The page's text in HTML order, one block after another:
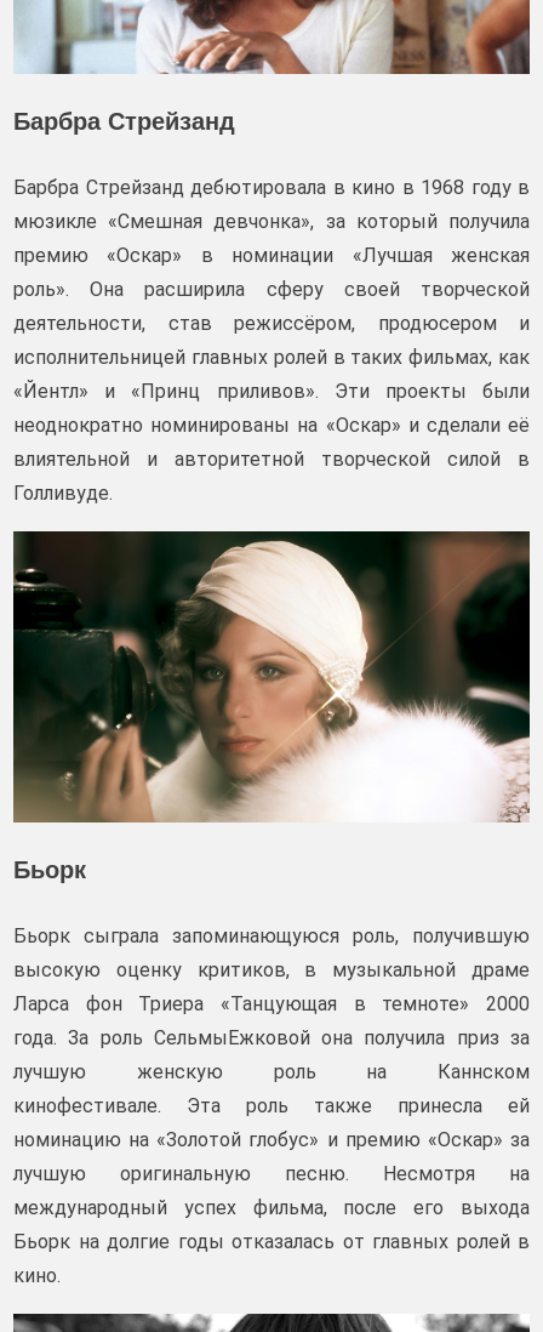
Барбра Стрейзанд
Барбра Стрейзанд дебютировала в кино в 1968 году в
мюзикле «Смешная девчонка», за который получила
премию «Оскар» в номинации «Лучшая женская
роль». Она расширила сферу своей творческой
деятельности, став режиссёром, продюсером и
исполнительницей главных ролей в таких фильмах, как
«Йентл» и «Принц приливов». Эти проекты были
неоднократно номинированы на «Оскар» и сделали её
влиятельной и авторитетной творческой силой в
Голливуде.
Бьорк
Бьорк сыграла запоминающуюся роль, получившую
высокую оценку критиков, в музыкальной драме
Ларса фон Триера «Танцующая в темноте» 2000
года. За роль СельмыЕжковой она получила приз за
лучшую женскую роль на Каннском
кинофестивале. Эта роль также принесла ей
номинацию на «Золотой глобус» и премию «Оскар» за
лучшую оригинальную песню. Несмотря на
международный успех фильма, после его выхода
Бьорк на долгие годы отказалась от главных ролей в
кино.